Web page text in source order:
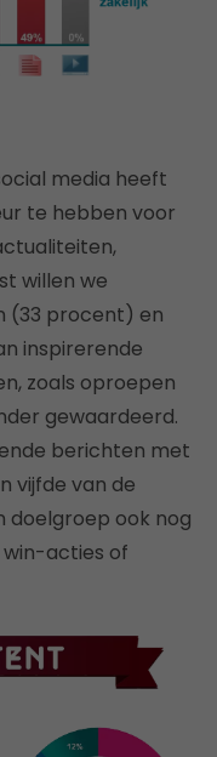
media heeft
te hebben voor
willen we
(33 procent) en
inspirerende
zoals oproepen
gewaardeerd.
berichten met
vijfde van de
doelgroep ook nog
acties of